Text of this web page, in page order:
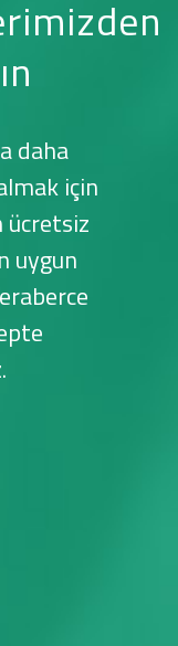
daha
için
ücretsiz
uygun